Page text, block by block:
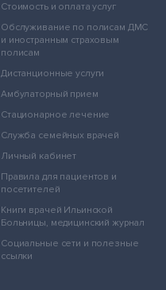
Стоимость и оплата услуг
Обслуживание по полисам ДМС
и иностранным страховым
полисам
Дистанционные услуги
Амбулаторный прием
Стационарное лечение
Служба семейных врачей
Личный кабинет
Правила для пациентов и
посетителей
Книги врачей Ильинской
Больницы, медицинский журнал
Социальные сети и полезные
ссылки